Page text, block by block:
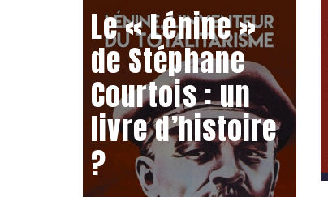
Le « Lénine »
de Stéphane
Courtois : un
livre d’histoire
?